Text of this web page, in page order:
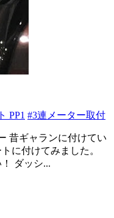
PP1 #3連メーター取付
昔ギャランに付けてい
に付けてみました。
ダッシ...